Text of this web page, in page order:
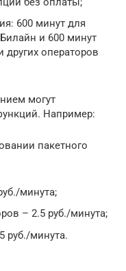
600 минут для
и 600 минут
операторов
могут
Например:
пакетного
минута;
– 2.5 руб./минута;
руб./минута.